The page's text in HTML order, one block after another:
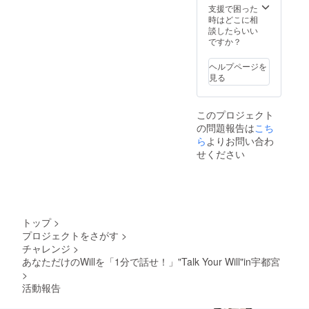
支援で困った
時はどこに相
談したらいい
ですか？
ヘルプページを
見る
このプロジェクト
の問題報告はこち
らよりお問い合わ
せください
トップ >
プロジェクトをさがす >
チャレンジ >
あなただけのWillを「1分で話せ！」"Talk Your Will"in宇都宮
>
活動報告